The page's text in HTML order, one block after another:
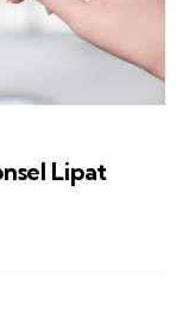
Lipat